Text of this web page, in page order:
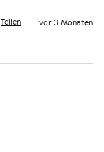
Teilen vor 3 Monaten